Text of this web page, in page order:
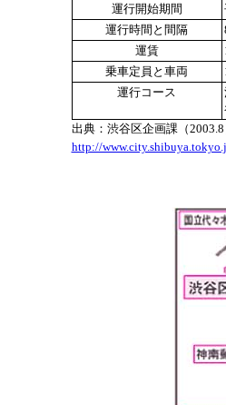
運行開始期間
運行時間と間隔
運賃
乗車定員と車両
運行コース
出典：渋谷区企画課（
http://